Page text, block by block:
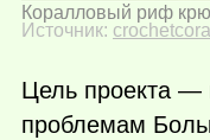
Коралловый риф
Источник:
Цель проекта —
проблемам